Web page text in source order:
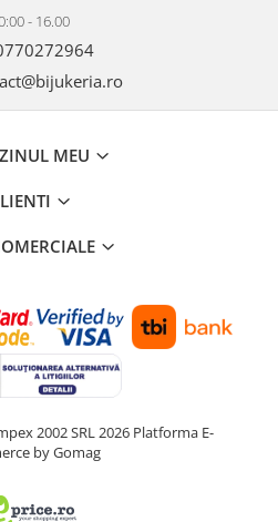
- 16.00
MEU
2002 SRL 2026 Platforma E-
by Gomag